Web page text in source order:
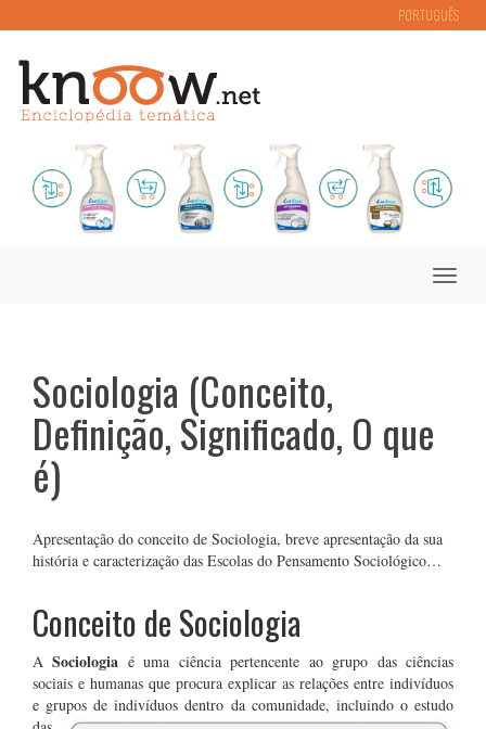
PORTUGUÊS
Toggle
Sociologia (Conceito,
Definição, Significado, O que
é)
Apresentação do conceito de Sociologia, breve apresentação da sua
história e caracterização das Escolas do Pensamento Sociológico…
Conceito de Sociologia
ASociologia é uma ciência pertencente ao grupo das ciências
sociais e humanas que procura explicar as relações entre indivíduos
e grupos de indivíduos dentro da comunidade, incluindo o estudo